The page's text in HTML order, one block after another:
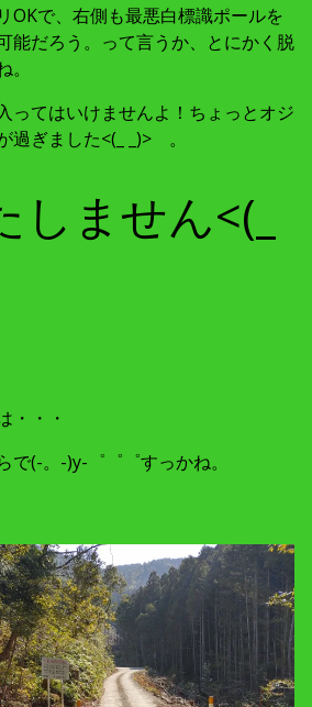
OKで、右側も最悪白標識ポールを
能だろう。って言うか、とにかく脱
ってはいけませんよ！ちょっとオジ
過ぎました<(_ _)> 。
しません<(_
・・・
で(-。-)y-゜゜゜すっかね。